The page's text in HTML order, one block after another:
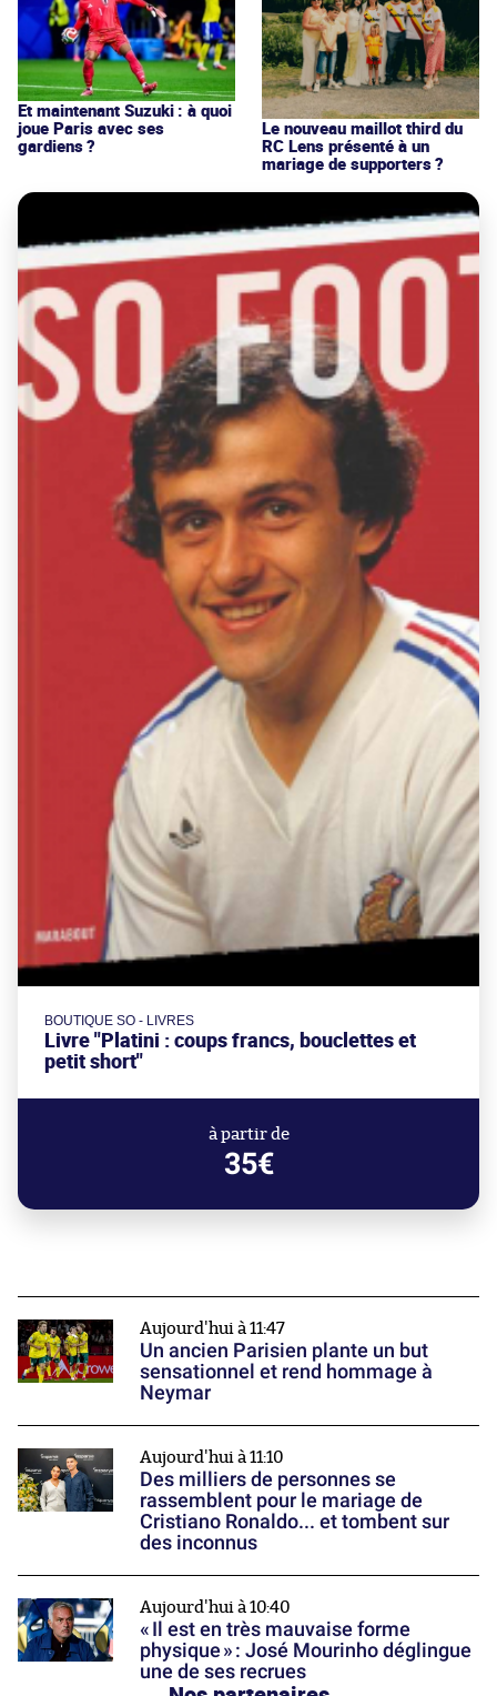
Et maintenant Suzuki : à quoi
joue Paris avec ses
gardiens ?
Le nouveau maillot third du
RC Lens présenté à un
mariage de supporters ?
BOUTIQUE SO - LIVRES
Livre "Platini : coups francs, bouclettes et
petit short"
à partir de
35€
Aujourd'hui à 11:47
Un ancien Parisien plante un but
sensationnel et rend hommage à
Neymar
Aujourd'hui à 11:10
Des milliers de personnes se
rassemblent pour le mariage de
Cristiano Ronaldo... et tombent sur
des inconnus
Aujourd'hui à 10:40
« Il est en très mauvaise forme
physique » : José Mourinho déglingue
une de ses recrues